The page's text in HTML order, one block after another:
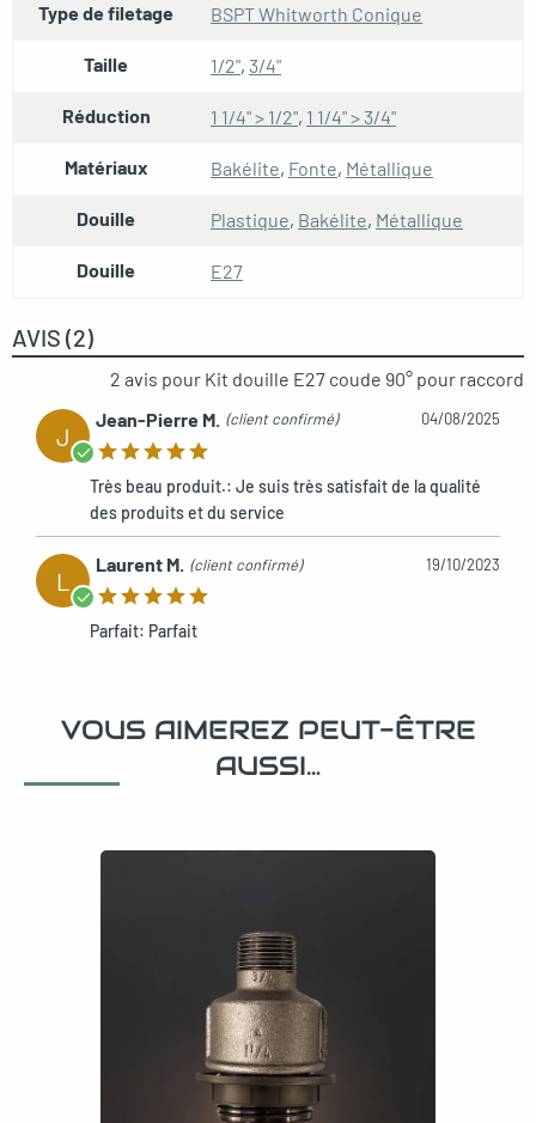
Type de filetage BSPT Whitworth Conique
Taille 1/2", 3/4"
Réduction 1 1/4" > 1/2", 1 1/4" > 3/4"
Matériaux Bakélite, Fonte, Métallique
Douille Plastique, Bakélite, Métallique
Douille E27
AVIS (2)
2 avis pour Kit douille E27 coude 90° pour raccord
J
Jean-Pierre M. (client confirmé) 04/08/2025
Très beau produit.: Je suis très satisfait de la qualité
des produits et du service
L
Laurent M. (client confirmé) 19/10/2023
Parfait: Parfait
VOUS AIMEREZ PEUT-ÊTRE
AUSSI…